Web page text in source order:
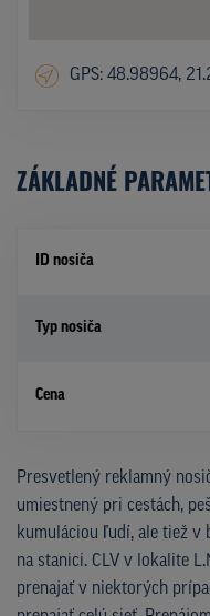
GPS: 48.98964,
ZÁKLADNÉ
ID nosiča
Typ nosiča
Cena
Presvetlený reklamný
umiestnený pri cestách,
kumuláciou ľudí, ale tiež v
na stanici. CLV v lokalite
prenajať v niektorých